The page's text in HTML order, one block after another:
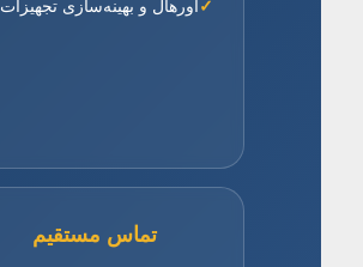
اورهال و بهینه‌سازی تجهیزات
تماس مستقیم